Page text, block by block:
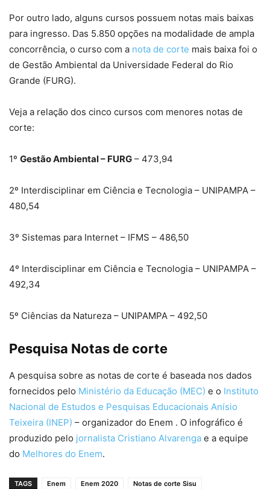
Por outro lado, alguns cursos possuem notas mais baixas
para ingresso. Das 5.850 opções na modalidade de ampla
concorrência, o curso com a nota de corte mais baixa foi o
de Gestão Ambiental da Universidade Federal do Rio
Grande (FURG).
Veja a relação dos cinco cursos com menores notas de
corte:
1º Gestão Ambiental – FURG – 473,94
2º Interdisciplinar em Ciência e Tecnologia – UNIPAMPA –
480,54
3º Sistemas para Internet – IFMS – 486,50
4º Interdisciplinar em Ciência e Tecnologia – UNIPAMPA –
492,34
5º Ciências da Natureza – UNIPAMPA – 492,50
Pesquisa Notas de corte
A pesquisa sobre as notas de corte é baseada nos dados
fornecidos pelo Ministério da Educação (MEC) e o Instituto
Nacional de Estudos e Pesquisas Educacionais Anísio
Teixeira (INEP) – organizador do Enem . O infográfico é
produzido pelo jornalista Cristiano Alvarenga e a equipe
do Melhores do Enem.
TAGS Enem Enem 2020
Notas de corte Sisu